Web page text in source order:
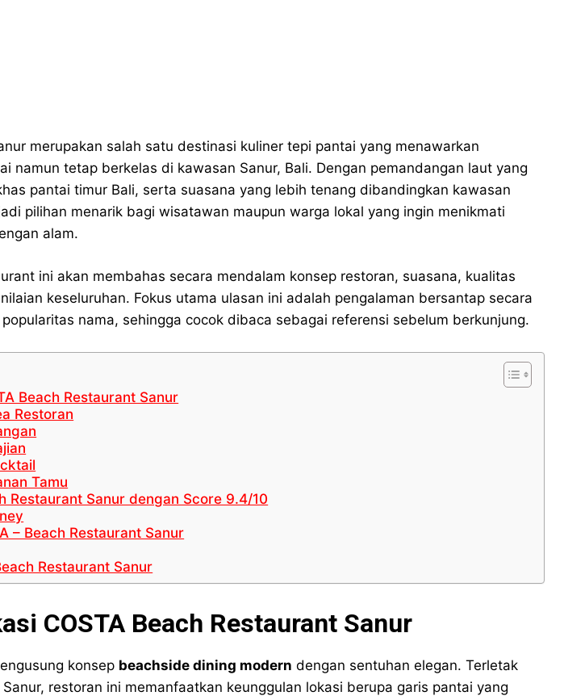
merupakan salah satu destinasi kuliner tepi pantai yang menawarkan
namun tetap berkelas di kawasan Sanur, Bali. Dengan pemandangan laut yang
pantai timur Bali, serta suasana yang lebih tenang dibandingkan kawasan
pilihan menarik bagi wisatawan maupun warga lokal yang ingin menikmati
alam.
ini akan membahas secara mendalam konsep restoran, suasana, kualitas
keseluruhan. Fokus utama ulasan ini adalah pengalaman bersantap secara
nama, sehingga cocok dibaca sebagai referensi sebelum berkunjung.
Beach Restaurant Sanur
Restoran
Tamu
Restaurant Sanur dengan Score 9.4/10
– Beach Restaurant Sanur
Restaurant Sanur
COSTA Beach Restaurant Sanur
konsep beachside dining modern dengan sentuhan elegan. Terletak
restoran ini memanfaatkan keunggulan lokasi berupa garis pantai yang